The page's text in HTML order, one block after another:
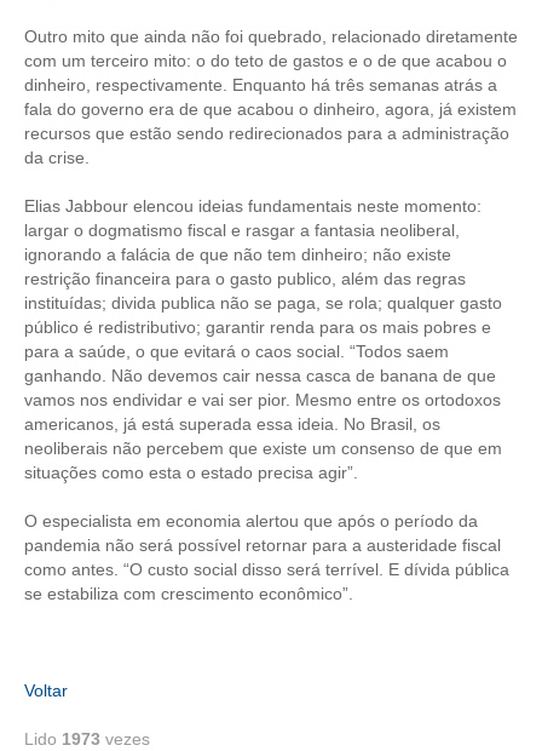
Outro mito que ainda não foi quebrado, relacionado diretamente
com um terceiro mito: o do teto de gastos e o de que acabou o
dinheiro, respectivamente. Enquanto há três semanas atrás a
fala do governo era de que acabou o dinheiro, agora, já existem
recursos que estão sendo redirecionados para a administração
da crise.
Elias Jabbour elencou ideias fundamentais neste momento:
largar o dogmatismo fiscal e rasgar a fantasia neoliberal,
ignorando a falácia de que não tem dinheiro; não existe
restrição financeira para o gasto publico, além das regras
instituídas; divida publica não se paga, se rola; qualquer gasto
público é redistributivo; garantir renda para os mais pobres e
para a saúde, o que evitará o caos social. “Todos saem
ganhando. Não devemos cair nessa casca de banana de que
vamos nos endividar e vai ser pior. Mesmo entre os ortodoxos
americanos, já está superada essa ideia. No Brasil, os
neoliberais não percebem que existe um consenso de que em
situações como esta o estado precisa agir”.
O especialista em economia alertou que após o período da
pandemia não será possível retornar para a austeridade fiscal
como antes. “O custo social disso será terrível. E dívida pública
se estabiliza com crescimento econômico”.
Voltar
Lido 1973 vezes